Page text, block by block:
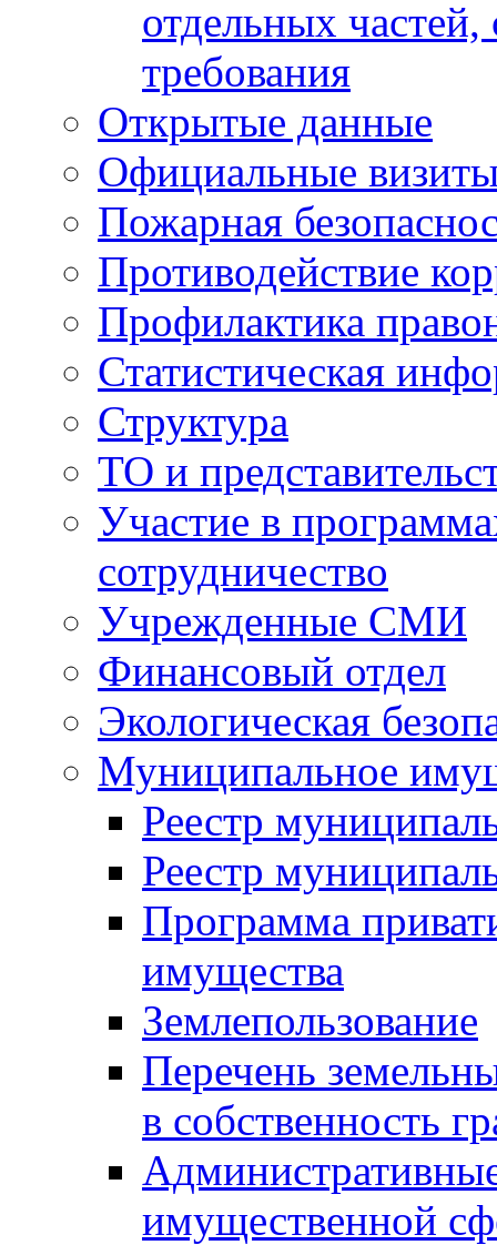
отдельных
требования
Открытые данные
Официальные
Пожарная
Противодействие
Профилактика
Статистическая
Структура
ТО и
Участие в
сотрудничество
Учрежденные СМИ
Финансовый отдел
Экологическая
Муниципальное
Реестр
Реестр
Программа
имущества
Землепользование
Перечень
в собственность
имущественной